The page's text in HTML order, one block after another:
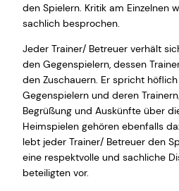
den Spielern. Kritik am Einzelnen
sachlich besprochen.
Jeder Trainer/ Betreuer verhält
den Gegenspielern, dessen
den Zuschauern. Er spricht
Gegenspielern und deren
Begrüßung und Auskünfte über
Heimspielen gehören ebenfalls
lebt jeder Trainer/ Betreuer den
eine respektvolle und sachliche
beteiligten vor.